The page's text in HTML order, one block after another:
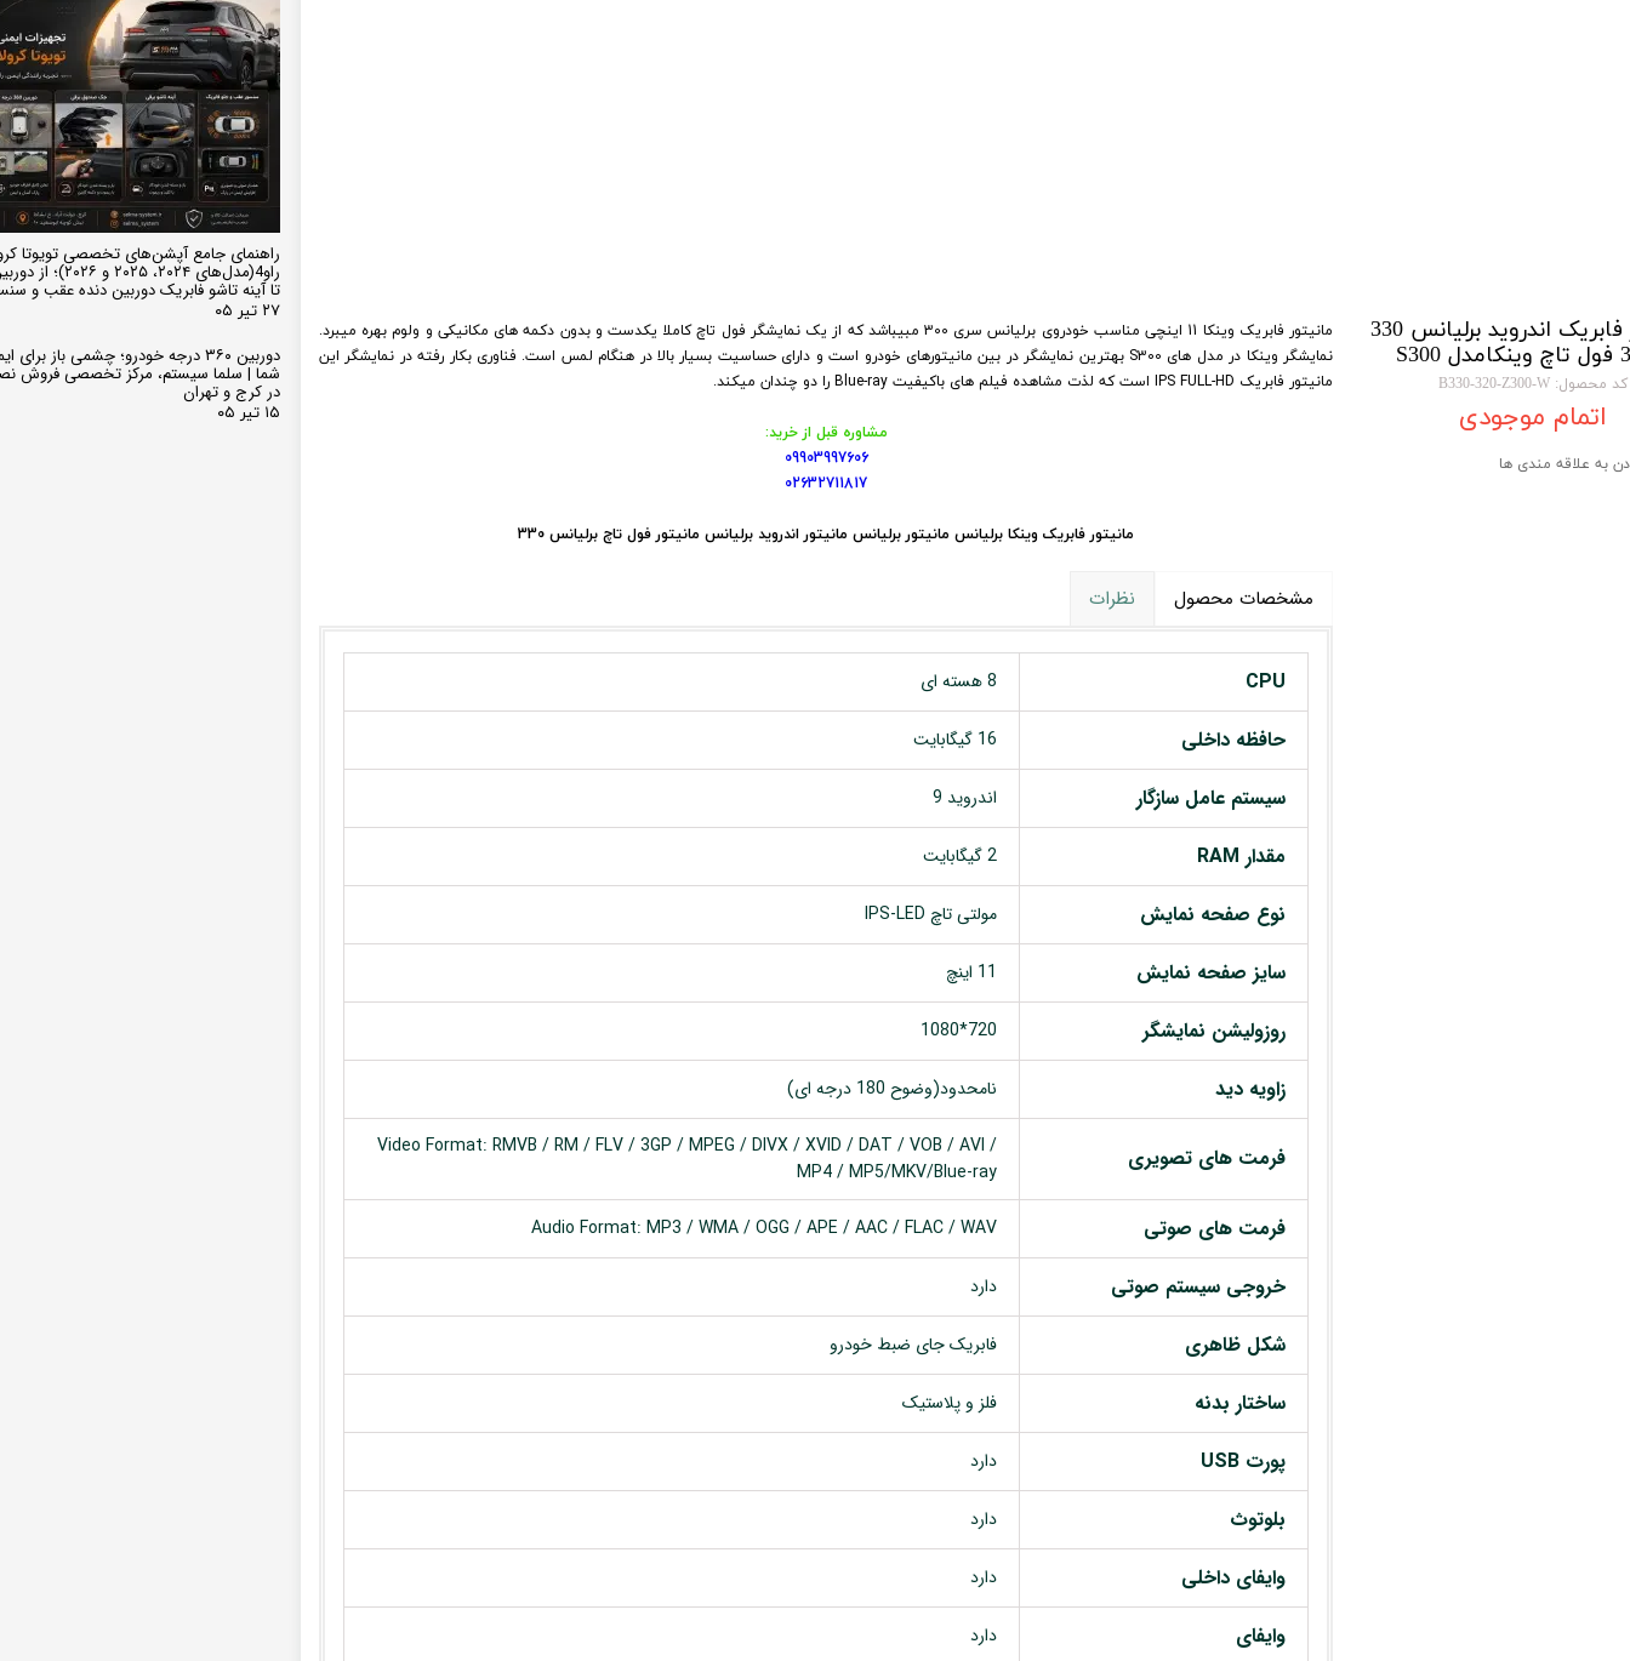
بی ام و BMW آمپلی فایر خودرو
مانیتور فابریک اندروید برلیانس 330
کد محصول: B330-320-Z300-W
اتمام موجودی
به علاقه مندی ها
مانیتور فابریک وینکا 11 اینچی مناسب خودروی برلیانس سری 300 مبیباشد که از یک نمایشگر فول تاچ کاملا یکدست و بدون دکمه های مکانیکی و ولوم بهره میبرد.
نمایشگر وینکا در مدل های S300 بهترین نمایشگر در بین مانیتورهای خودرو است و دارای حساسیت بسیار بالا در هنگام لمس است. فناوری بکار رفته در نمایشگر این
مانیتور فابریک IPS FULL-HD است که لذت مشاهده فیلم های باکیفیت Blue-ray را دو چندان میکند.
مشاوره قبل از خرید:
09903997606
02632711817
مانیتور فابریک وینکا برلیانس مانیتور برلیانس مانیتور اندروید برلیانس مانیتور فول تاچ برلیانس 330
مشخصات محصول نظرات
CPU 8 هسته ای
حافظه داخلی 16 گیگابایت
سیستم عامل سازگار اندروید 9
مقدار RAM 2 گیگابایت
نوع صفحه نمایش مولتی تاچ IPS-LED
سایز صفحه نمایش 11 اینچ
روزولیشن نمایشگر 720*1080
زاویه دید نامحدود(وضوح 180 درجه ای)
فرمت های تصویری
Video Format: RMVB / RM / FLV / 3GP / MPEG / DIVX / XVID / DAT / VOB / AVI /
MP4 / MP5/MKV/Blue-ray
فرمت های صوتی Audio Format: MP3 / WMA / OGG / APE / AAC / FLAC / WAV
خروجی سیستم صوتی دارد
شکل ظاهری فابریک جای ضبط خودرو
ساختار بدنه فلز و پلاستیک
پورت USB دارد
بلوتوث دارد
وایفای داخلی دارد
وایفای دارد
راهنمای جامع آپشن‌های تخصصی تویوتا
تا آینه تاشو فابریک دوربین دنده عقب و
۲۷ تیر ۰۵
دوربین ۳۶۰ درجه خودرو؛ چشمی باز
شما | سلما سیستم، مرکز تخصصی فروش
در کرج و تهران
۱۵ تیر ۰۵